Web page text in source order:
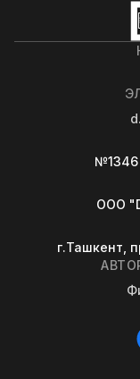
№1346
OOO
г.Ташкент,